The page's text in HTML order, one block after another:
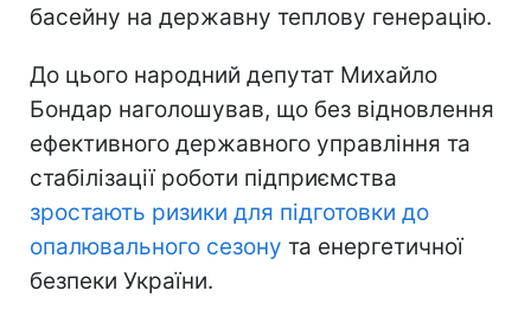
басейну на державну теплову генерацію.
До цього народний депутат Михайло
Бондар наголошував, що без відновлення
ефективного державного управління та
стабілізації роботи підприємства
зростають ризики для підготовки до
опалювального сезону та енергетичної
безпеки України.